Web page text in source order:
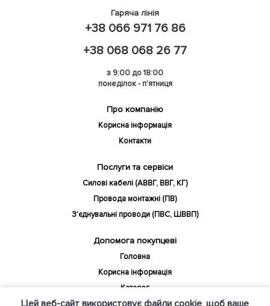
Гаряча лінія
+38 066 971 76 86
+38 068 068 26 77
з 9:00 до 18:00
понеділок - п'ятниця
Про компанію
Корисна інформація
Контакти
Послуги та сервіси
Силові кабелі (АВВГ, ВВГ, КГ)
Провода монтажні (ПВ)
З'єднувальні проводи (ПВС, ШВВП)
Допомога покупцеві
Головна
Корисна інформація
Каталог
Цей веб-сайт використовує файли cookie, щоб ваше